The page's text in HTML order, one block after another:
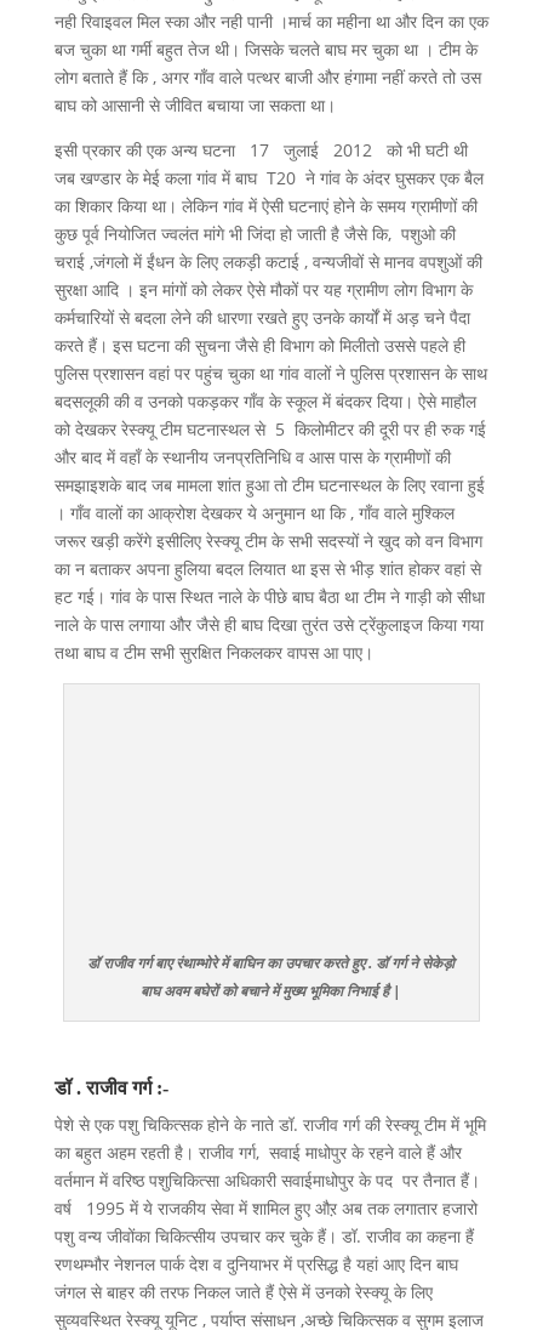
नही रिवाइवल मिल स्का और नही पानी ।मार्च का महीना था और दिन का एक
बज चुका था गर्मी बहुत तेज थी। जिसके चलते बाघ मर चुका था । टीम के
लोग बताते हैं कि , अगर गाँव वाले पत्थर बाजी और हंगामा नहीं करते तो उस
बाघ को आसानी से जीवित बचाया जा सकता था।
इसी प्रकार की एक अन्य घटना 17 जुलाई 2012 को भी घटी थी
जब खण्डार के मेई कला गांव में बाघ T20 ने गांव के अंदर घुसकर एक बैल
का शिकार किया था। लेकिन गांव में ऐसी घटनाएं होने के समय ग्रामीणों की
कुछ पूर्व नियोजित ज्वलंत मांगे भी जिंदा हो जाती है जैसे कि, पशुओ की
चराई ,जंगलो में ईंधन के लिए लकड़ी कटाई , वन्यजीवों से मानव वपशुओं की
सुरक्षा आदि । इन मांगों को लेकर ऐसे मौकों पर यह ग्रामीण लोग विभाग के
कर्मचारियों से बदला लेने की धारणा रखते हुए उनके कार्यों में अड़ चने पैदा
करते हैं। इस घटना की सुचना जैसे ही विभाग को मिलीतो उससे पहले ही
पुलिस प्रशासन वहां पर पहुंच चुका था गांव वालों ने पुलिस प्रशासन के साथ
बदसलूकी की व उनको पकड़कर गाँव के स्कूल में बंदकर दिया। ऐसे माहौल
को देखकर रेस्क्यू टीम घटनास्थल से 5 किलोमीटर की दूरी पर ही रुक गई
और बाद में वहाँ के स्थानीय जनप्रतिनिधि व आस पास के ग्रामीणों की
समझाइशके बाद जब मामला शांत हुआ तो टीम घटनास्थल के लिए रवाना हुई
। गाँव वालों का आक्रोश देखकर ये अनुमान था कि , गाँव वाले मुश्किल
जरूर खड़ी करेंगे इसीलिए रेस्क्यू टीम के सभी सदस्यों ने खुद को वन विभाग
का न बताकर अपना हुलिया बदल लियात था इस से भीड़ शांत होकर वहां से
हट गई। गांव के पास स्थित नाले के पीछे बाघ बैठा था टीम ने गाड़ी को सीधा
नाले के पास लगाया और जैसे ही बाघ दिखा तुरंत उसे ट्रेंकुलाइज किया गया
तथा बाघ व टीम सभी सुरक्षित निकलकर वापस आ पाए।
डॉ राजीव गर्ग बाए रंथाम्भोरे में बाघिन का उपचार करते हुए . डॉ गर्ग ने सेकेड़ो
बाघ अवम बघेरों को बचाने में मुख्य भूमिका निभाई है |
डॉ .राजीव गर्ग:-
पेशे से एक पशु चिकित्सक होने के नाते डॉ. राजीव गर्ग की रेस्क्यू टीम में भूमि
का बहुत अहम रहती है। राजीव गर्ग, सवाई माधोपुर के रहने वाले हैं और
वर्तमान में वरिष्ठ पशुचिकित्सा अधिकारी सवाईमाधोपुर के पद पर तैनात हैं।
वर्ष 1995 में ये राजकीय सेवा में शामिल हुए औऱ अब तक लगातार हजारो
पशु वन्य जीवोंका चिकित्सीय उपचार कर चुके हैं। डॉ. राजीव का कहना हैं
रणथम्भौर नेशनल पार्क देश व दुनियाभर में प्रसिद्ध है यहां आए दिन बाघ
जंगल से बाहर की तरफ निकल जाते हैं ऐसे में उनको रेस्क्यू के लिए
सुव्यवस्थित रेस्क्यू यूनिट , पर्याप्त संसाधन ,अच्छे चिकित्सक व सुगम इलाज